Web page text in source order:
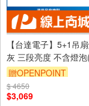
【台達電子】5+1吊
灰 三段亮度 不含燈
VCLA-11NP)
贈OPENPOINT
訂單滿999享9折
$ 4650
$3,069